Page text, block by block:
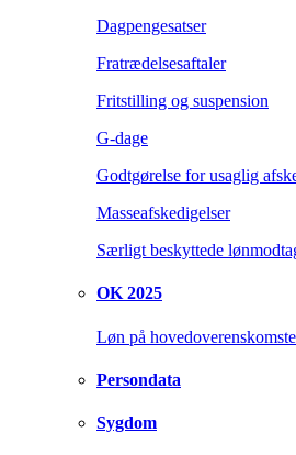
Dagpengesatser
Fratrædelsesaftaler
Fritstilling og suspension
G-dage
Godtgørelse for usaglig
Masseafskedigelser
Særligt beskyttede
OK 2025
Løn på
Persondata
Sygdom